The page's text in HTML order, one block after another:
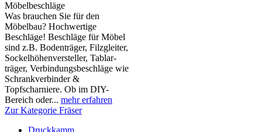
Möbelbeschläge
Was brauchen Sie für den
Möbelbau? Hochwertige
Beschläge! Beschläge für Möbel
sind z.B. Boden­träger, Filzgleiter,
Sockelhöhen­versteller, Tablar­
träger, Verbindungs­beschläge wie
Schrank­verbinder &
Topfscharniere. Ob im DIY-
Bereich oder... mehr erfahren
Zur Kategorie Fräser
Druckkamm